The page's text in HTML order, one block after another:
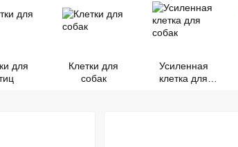
для
Клетки для
собак
Усиленная
клетка для